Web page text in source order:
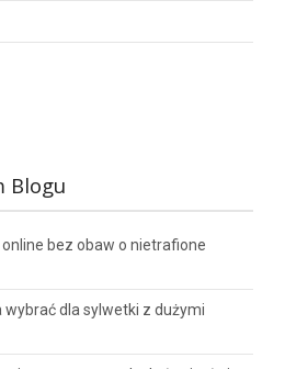
Blogu
bez obaw o nietrafione
dla sylwetki z dużymi